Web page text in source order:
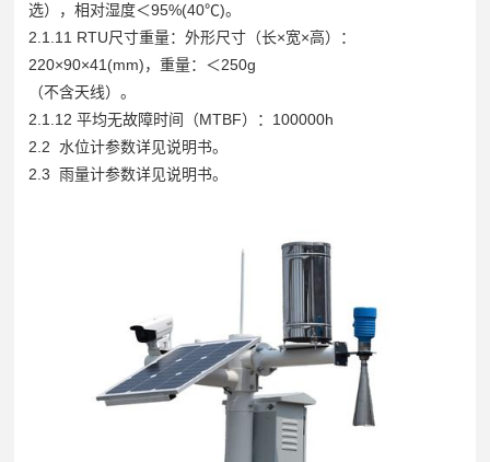
选），相对湿度＜95%(40℃)。
2.1.11 RTU尺寸重量：外形尺寸（长×宽×高）：
220×90×41(mm)，重量：＜250g
（不含天线）。
2.1.12 平均无故障时间（MTBF）：100000h
2.2 水位计参数详见说明书。
2.3 雨量计参数详见说明书。